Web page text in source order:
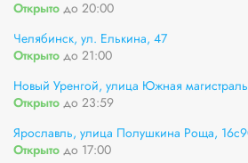
Открыто до 20:00
Челябинск, ул. Елькина, 47
Открыто до 21:00
Новый Уренгой, улица Южная
Открыто до 23:59
Ярославль, улица Полушкина Роща,
Открыто до 17:00